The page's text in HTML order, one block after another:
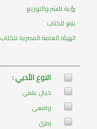
رؤية للنشر والتوزيع
ينبع للكتاب
الهيئة العامة المصرية للكتاب
النوع الأدبي :
خيال علمي
واقعي
رمزي